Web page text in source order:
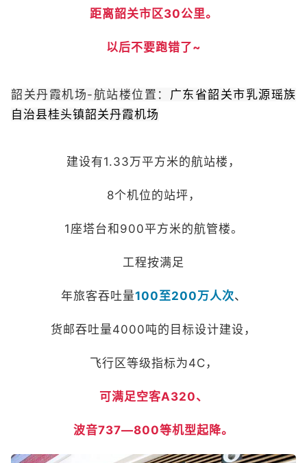
距离韶关市区30公里。
以后不要跑错了~
韶关丹霞机场-航站楼位置： 广东省韶关市乳源瑶族
自治县桂头镇韶关丹霞机场
建设有1.33万平方米的航站楼，
8个机位的站坪，
1座塔台和900平方米的航管楼。
工程按满足
年旅客吞吐量100至200万人次、
货邮吞吐量4000吨的目标设计建设，
飞行区等级指标为4C，
可满足空客A320、
波音737—800等机型起降。